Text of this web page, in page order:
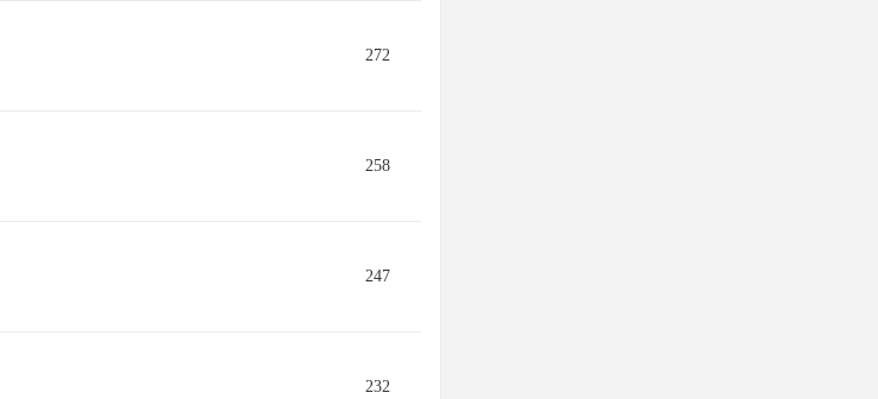
272
258
247
232